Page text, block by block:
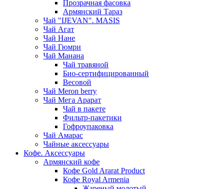
Прозрачная фасовка
Армянский Тараз
Чай "IJEVAN". MASIS
Чай Агат
Чай Нане
Чай Гюмри
Чай Манана
Чай травяной
Био-сертифицированный
Весовой
Чай Meron berry
Чай Мега Арарат
Чай в пакете
Фильтр-пакетики
Гофроупаковка
Чай Амарас
Чайные аксессуары
Кофе. Аксессуары
Армянский кофе
Кофе Gold Ararat Product
Кофе Royal Armenia